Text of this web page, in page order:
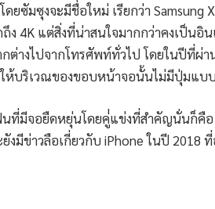
ซัมซุงจะมีชื่อใหม่ เรียกว่า Samsung X
ง 4K แต่สิ่งที่น่าสนใจมากกว่าคงเป็นอิ
างไปจากโทรศัพท์ทั่วไป โดยในปีที่ผ่า
ห้บริเวณของขอบหน้าจอนั้นไม่มีปุ่มแบ
ที่มีจอยืดหยุ่นโดยคู่่แข่งที่สำคัญนั่นก็คือ
มีข่าวลือเกี่ยวกับ iPhone ในปี 2018